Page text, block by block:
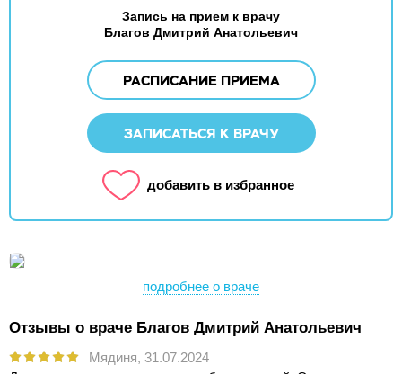
Запись на прием к врачу
Благов Дмитрий Анатольевич
РАСПИСАНИЕ ПРИЕМА
ЗАПИСАТЬСЯ К ВРАЧУ
добавить в избранное
подробнее о враче
Отзывы о враче Благов Дмитрий Анатольевич
Мядиня, 31.07.2024